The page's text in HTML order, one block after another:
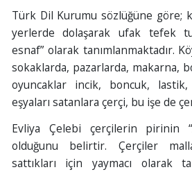
Türk Dil Kurumu sözlüğüne göre;
yerlerde dolaşarak ufak tefek
esnaf” olarak tanımlanmaktadır.
sokaklarda, pazarlarda, makarna,
oyuncaklar incik, boncuk,
eşyaları satanlara çerçi, bu işe de
Evliya Çelebi çerçilerin pirinin “
olduğunu belirtir. Çerçiler
sattıkları için yaymacı olarak ta